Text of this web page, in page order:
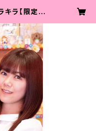
ラ【限定】 |